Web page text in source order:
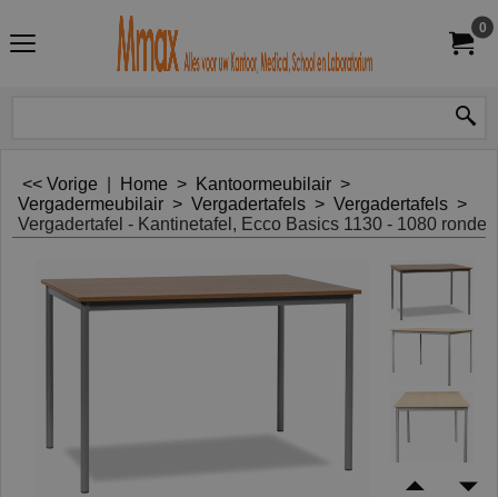
0
<< Vorige Home > Kantoormeubilair >
Vergadermeubilair > Vergadertafels > Vergadertafels >
Vergadertafel - Kantinetafel, Ecco Basics 1130 - 1080 ronde